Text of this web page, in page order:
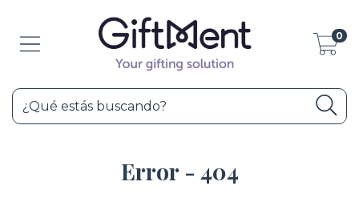
0
Error - 404